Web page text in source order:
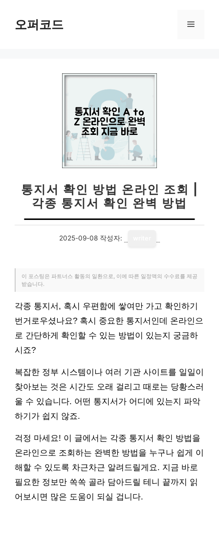
오퍼코드 메
통지서 확인 방법 온라인 조회 |
각종 통지서 확인 완벽 방법
2025-09-08 작성자:
이 포스팅은 파트너스 활동의 일환으로, 이에 따른 일정액의 수수료를 제공
받습니다.
각종 통지서, 혹시 우편함에 쌓여만 가고 확인하기
번거로우셨나요? 혹시 중요한 통지서인데 온라인으
로 간단하게 확인할 수 있는 방법이 있는지 궁금하
시죠?
복잡한 정부 시스템이나 여러 기관 사이트를 일일이
찾아보는 것은 시간도 오래 걸리고 때로는 당황스러
울 수 있습니다. 어떤 통지서가 어디에 있는지 파악
하기가 쉽지 않죠.
걱정 마세요! 이 글에서는 각종 통지서 확인 방법을
온라인으로 조회하는 완벽한 방법을 누구나 쉽게 이
해할 수 있도록 차근차근 알려드릴게요. 지금 바로
필요한 정보만 쏙쏙 골라 담아드릴 테니 끝까지 읽
어보시면 많은 도움이 되실 겁니다.